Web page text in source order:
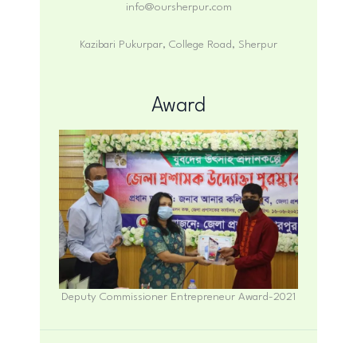
info@oursherpur.com
Kazibari Pukurpar, College Road, Sherpur
Award
Deputy Commissioner Entrepreneur Award-2021